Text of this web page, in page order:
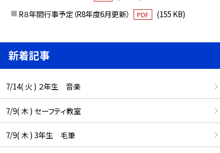
R８年間行事予定（R8年度6月更新）
PDF (155 KB)
新着記事
7/14( 火 ) ２年生 音楽
7/9( 木 ) セーフティ教室
7/9( 木 ) 3年生 毛筆